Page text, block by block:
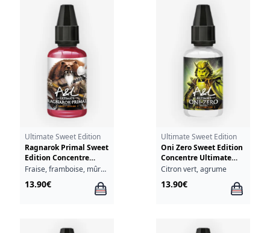
Ultimate Sweet Edition
Ragnarok Primal Sweet
Edition Concentre
Ultimate A&L 30ml
Fraise, framboise, mûre, myrtille, cassis, mangue, fraîcheur
13.90€
Ultimate Sweet Edition
Oni Zero Sweet Edition
Concentre Ultimate
A&L 30ml
Citron vert, agrume
13.90€